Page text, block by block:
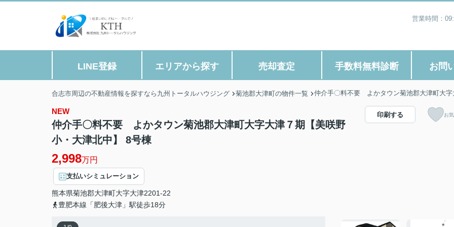
営業時間：
LINE登録 エリアから探す 売却査定 手数料無料診断 お問
合志市周辺の不動産情報を探すなら九州トータルハウジング 菊池郡大津町の物件一覧 仲介手〇料不要 よかタウン菊池郡大津町大字
NEW
仲介手〇料不要 よかタウン菊池郡大津町大字大津７期【美咲野
小・大津北中】 8号棟
2,998万円
支払いシミュレーション
熊本県菊池郡大津町大字大津2201-22
豊肥本線「肥後大津」駅徒歩18分
印刷する お